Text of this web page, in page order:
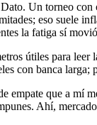
Un torneo
eso suele
la fatiga sí
útiles para
con banca larga;
que a mí
Ahí,